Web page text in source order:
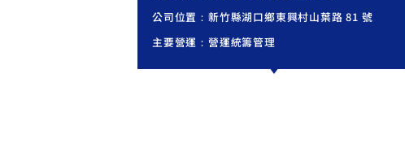
公司位置：新竹縣湖口鄉東興村山葉路 81 號
主要營運：營運統籌管理